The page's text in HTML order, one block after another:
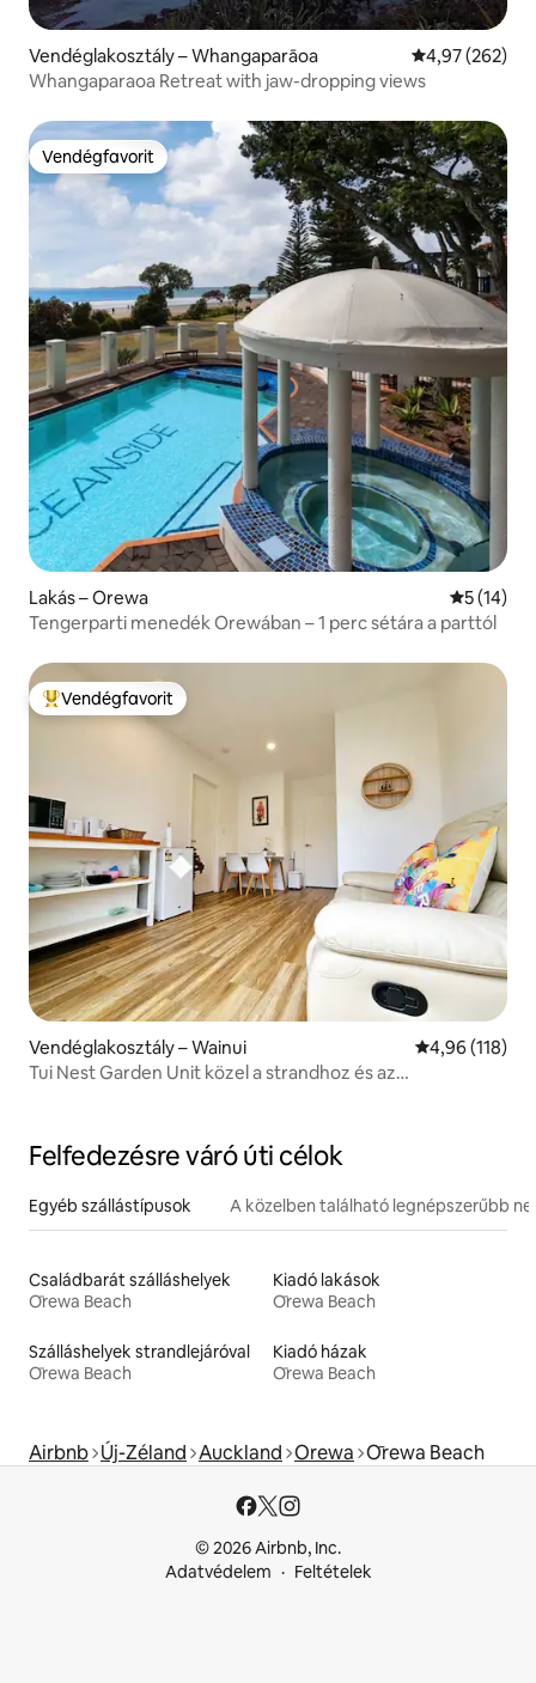
Vendéglakosztály – Whangaparāoa Átlagos
4,97 (262)
Whangaparaoa Retreat with jaw-dropping views
Vendégfavorit
Vendégfavorit
Lakás – Orewa Átlagos
5 (14)
Tengerparti menedék Orewában – 1 perc sétára a parttól
Kiemelt vendégfavorit
Vendégfavorit
Vendéglakosztály – Wainui Átlagos
4,96 (118)
Tui Nest Garden Unit közel a strandhoz és az
Felfedezésre váró úti célok
Egyéb szállástípusok A közelben található legnépszerűbb
Családbarát szálláshelyek
Ōrewa Beach
Kiadó lakások
Ōrewa Beach
Szálláshelyek strandlejáróval
Ōrewa Beach
Kiadó házak
Ōrewa Beach
Airbnb Új-Zéland Auckland Orewa Ōrewa Beach
© 2026 Airbnb, Inc.
Adatvédelem
Feltételek